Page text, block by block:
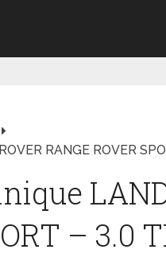
RANGE ROVER
– 3.0